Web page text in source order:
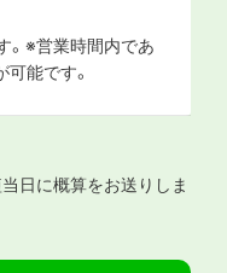
。※営業時間内であ
能です。
日に概算をお送りしま